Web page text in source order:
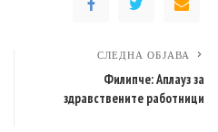
СЛЕДНА ОБЈАВА
Филипче: Аплауз за
здравствените работници